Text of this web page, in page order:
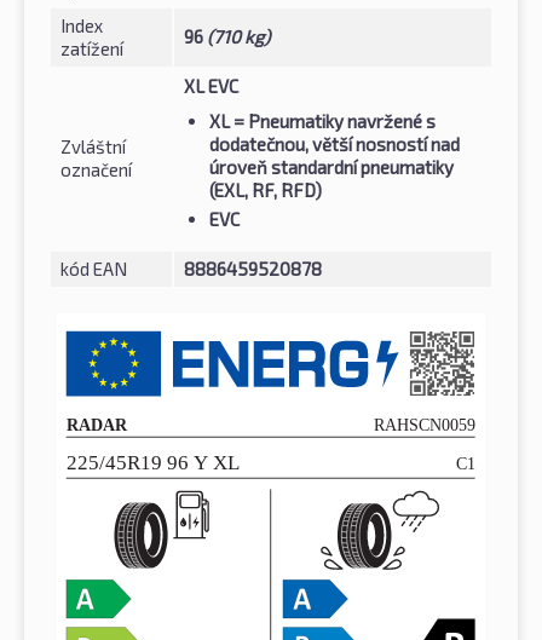
Index
zatížení
96 (710 kg)
Zvláštní
označení
XL EVC
XL = Pneumatiky navržené s
dodatečnou, větší nosností nad
úroveň standardní pneumatiky
(EXL, RF, RFD)
EVC
kód EAN 8886459520878